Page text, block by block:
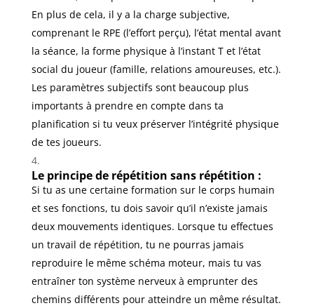
En plus de cela, il y a la charge subjective,
comprenant le RPE (l’effort perçu), l’état mental avant
la séance, la forme physique à l’instant T et l’état
social du joueur (famille, relations amoureuses, etc.).
Les paramètres subjectifs sont beaucoup plus
importants à prendre en compte dans ta
planification si tu veux préserver l’intégrité physique
de tes joueurs.
Le principe de répétition sans répétition :
Si tu as une certaine formation sur le corps humain
et ses fonctions, tu dois savoir qu’il n’existe jamais
deux mouvements identiques. Lorsque tu effectues
un travail de répétition, tu ne pourras jamais
reproduire le même schéma moteur, mais tu vas
entraîner ton système nerveux à emprunter des
chemins différents pour atteindre un même résultat.